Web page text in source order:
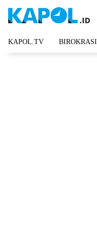
KAPOL.TV BIROKRASI